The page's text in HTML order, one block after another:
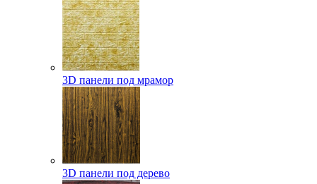
3D панели под мрамор
3D панели под дерево